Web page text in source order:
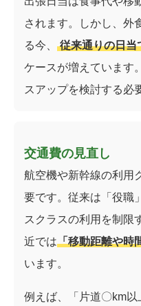
されます。しかし、外
る今、 従来通りの日当
ケースが増えています
スアップを検討する必
交通費の見直し
航空機や新幹線の利用
要です。従来は「役職
スクラスの利用を制限
近では「移動距離や時
います。
例えば、「片道〇km